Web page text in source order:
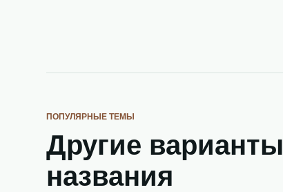
ПОПУЛЯРНЫЕ ТЕМЫ
Другие варианты
названия